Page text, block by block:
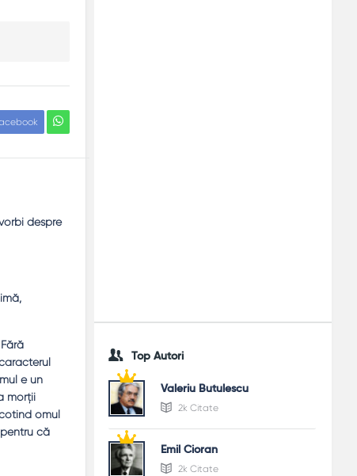
despre
e un
morţii
omul
că
Top Autori
Valeriu Butulescu
2k Citate
Emil Cioran
2k Citate